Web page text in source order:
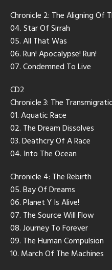
Chronicle 2: The Aligning Of
04. Star Of Sirrah
05. All That Was
06. Run! Apocalypse! Run!
07. Condemned To Live
CD2
Chronicle 3: The
01. Aquatic Race
02. The Dream Dissolves
03. Deathcry Of A Race
04. Into The Ocean
Chronicle 4: The Rebirth
05. Bay Of Dreams
06. Planet Y Is Alive!
07. The Source Will Flow
08. Journey To Forever
09. The Human Compulsion
10. March Of The Machines